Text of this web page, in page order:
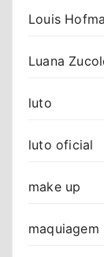
Louis
Luana
luto
luto oficial
make up